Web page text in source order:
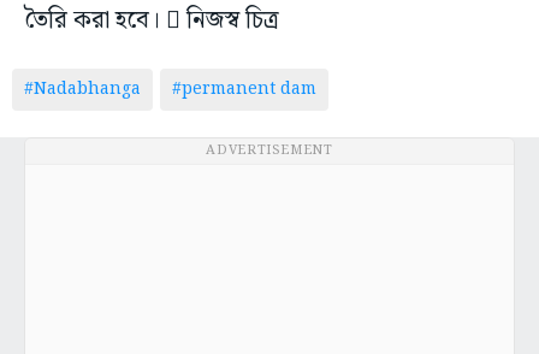
তৈরি করা হবে।  নিজস্ব চিত্র
#Nadabhanga #permanent dam
ADVERTISEMENT